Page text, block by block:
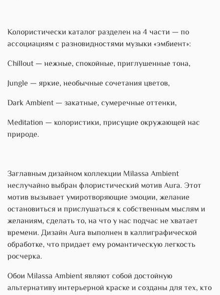
Колористически каталог разделен на 4 части — по
ассоциациям с разновидностями музыки «эмбиент»:
Chillout — нежные, спокойные, приглушенные тона,
Jungle — яркие, необычные сочетания цветов,
Dark Ambient — закатные, сумеречные оттенки,
Meditation — колористики, присущие окружающей нас
природе.
Заглавным дизайном коллекции Milassa Ambient
неслучайно выбран флористический мотив Aura. Этот
мотив вызывает умиротворяющие эмоции, желание
остановиться и прислушаться к собст­венным мыслям и
желаниям, сделать то, на что у нас подчас не хватает
времени. Дизайн Aura выполнен в каллиграфической
обработке, что придает ему романтическую легкость
росчерка.
Обои Milassa Ambient являют собой достойную
альтернативу интерьерной краске и созданы для тех, кто